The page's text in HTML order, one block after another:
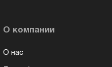
О компании
О нас